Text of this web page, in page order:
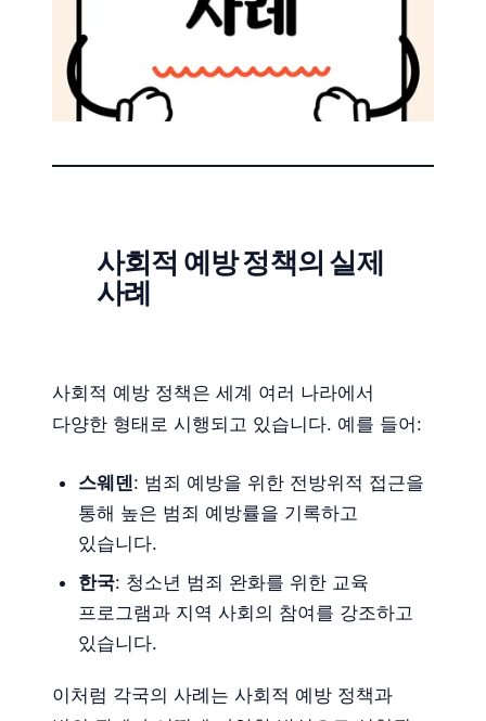
사회적 예방 정책의 실제
사례
사회적 예방 정책은 세계 여러 나라에서
다양한 형태로 시행되고 있습니다. 예를 들어:
스웨덴: 범죄 예방을 위한 전방위적 접근을
통해 높은 범죄 예방률을 기록하고
있습니다.
한국: 청소년 범죄 완화를 위한 교육
프로그램과 지역 사회의 참여를 강조하고
있습니다.
이처럼 각국의 사례는 사회적 예방 정책과